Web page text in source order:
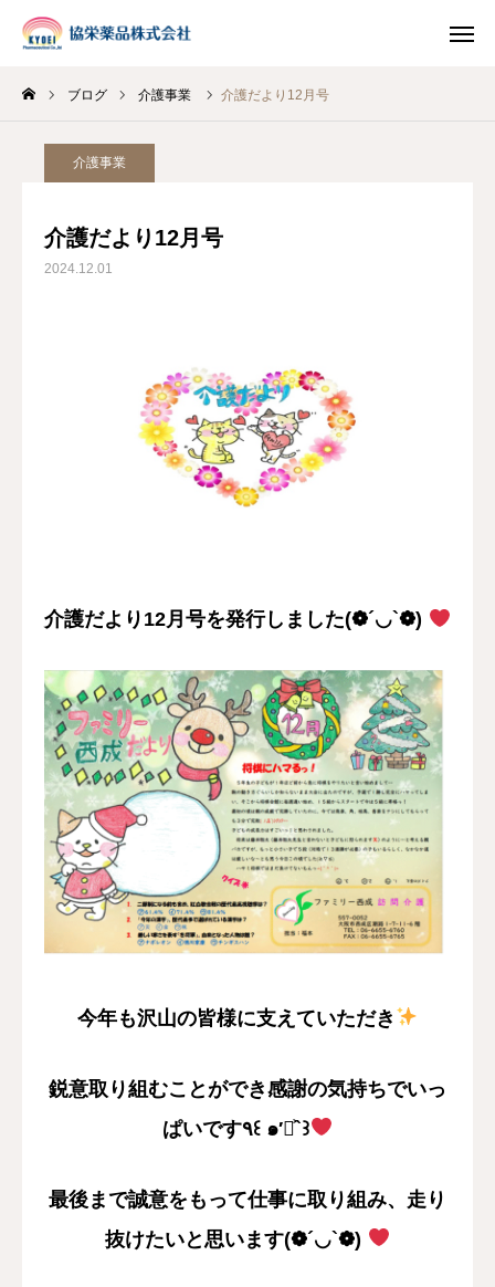
ブログ 介護事業 介護だより12月号
介護事業
介護だより12月号
2024.12.01
介護だより12月号を発行しました(❁´◡`❁)
今年も沢山の皆様に支えていただき
鋭意取り組むことができ感謝の気持ちでいっ
ぱいです٩꒰ ๑′◡͐`꒱
最後まで誠意をもって仕事に取り組み、走り
抜けたいと思います(❁´◡`❁)
INSTAGRAM
HOME